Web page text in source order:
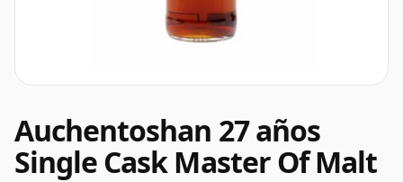
Auchentoshan 27 años
Single Cask Master Of Malt